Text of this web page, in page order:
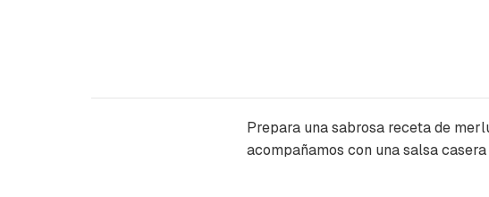
Prepara una sabrosa receta de
acompañamos con una salsa